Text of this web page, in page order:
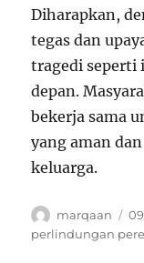
Diharapkan,
tegas dan
tragedi seperti
depan.
bekerja sama
yang aman
keluarga.
Author
marqaan
on
perlindungan